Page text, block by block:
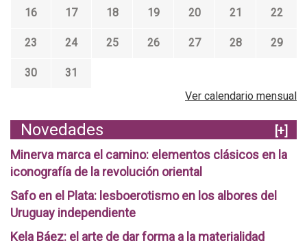
16 17 18 19 20 21 22
23 24 25 26 27 28 29
30
31
Ver calendario mensual
Novedades
[+]
Minerva marca el camino: elementos clásicos en la
iconografía de la revolución oriental
Safo en el Plata: lesboerotismo en los albores del
Uruguay independiente
Kela Báez: el arte de dar forma a la materialidad